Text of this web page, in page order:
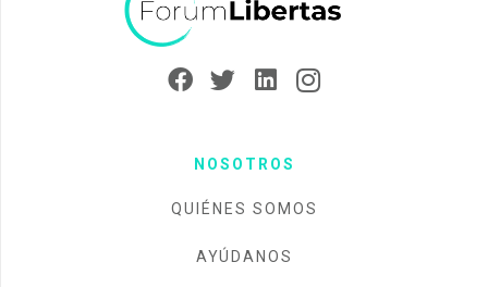
NOSOTROS
QUIÉNES SOMOS
AYÚDANOS